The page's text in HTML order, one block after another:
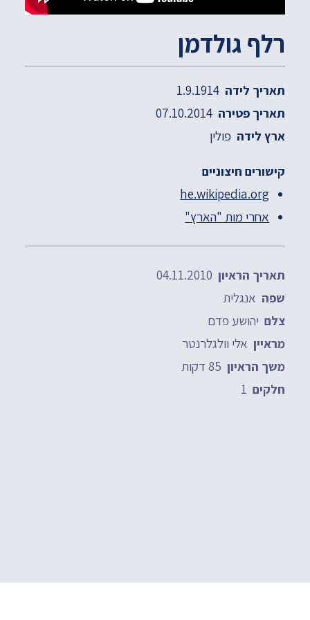
רלף גולדמן
תאריך לידה 1.9.1914
תאריך פטירה 07.10.2014
ארץ לידה פולין
קישורים חיצוניים
he.wikipedia.org
אחרי מות "הארץ"
תאריך הראיון
שפה אנגלית
צלם יהושע פדם
מראיין אלי וולגלרנטר
משך הראיון
חלקים